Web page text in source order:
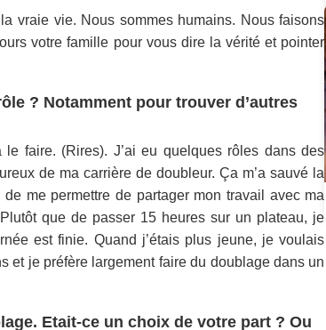
vraie vie. Nous sommes humains. Nous faisons
votre famille pour vous dire la vérité et pointer
? Notamment pour trouver d’autres
faire. (Rires). J’ai eu quelques rôles dans des
de ma carrière de doubleur. Ça m’a sauvé la
me permettre de partager mon travail avec ma
que de passer 15 heures sur un plateau, je
est finie. Quand j’étais plus jeune, je voulais
et je préfère largement faire du doublage dans un
Etait-ce un choix de votre part ? Ou